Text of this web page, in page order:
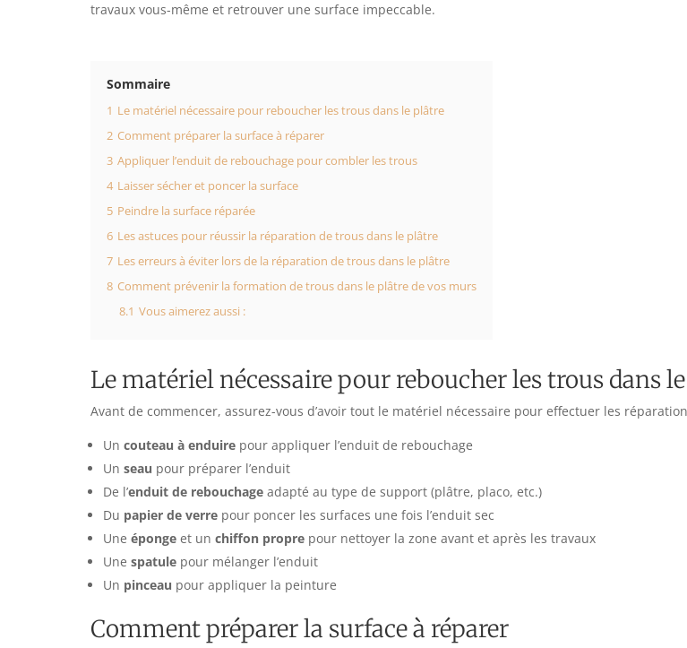
travaux vous-même et retrouver une surface impeccable.
Sommaire
1 Le matériel nécessaire pour reboucher les trous dans le plâtre
2 Comment préparer la surface à réparer
3 Appliquer l’enduit de rebouchage pour combler les trous
4 Laisser sécher et poncer la surface
5 Peindre la surface réparée
6 Les astuces pour réussir la réparation de trous dans le plâtre
7 Les erreurs à éviter lors de la réparation de trous dans le plâtre
8 Comment prévenir la formation de trous dans le plâtre de vos murs
8.1 Vous aimerez aussi :
Le matériel nécessaire pour reboucher les trous dans
Avant de commencer, assurez-vous d’avoir tout le matériel nécessaire pour effectuer les
Un couteau à enduirepour appliquer l’enduit de rebouchage
Un seau pour préparer l’enduit
De l’enduit de rebouchageadapté au type de support (plâtre, placo, etc.)
Du papier de verrepour poncer les surfaces une fois l’enduit sec
Une épongeet un chiffon proprepour nettoyer la zone avant et après les travaux
Une spatulepour mélanger l’enduit
Un pinceau pour appliquer la peinture
Comment préparer la surface à réparer